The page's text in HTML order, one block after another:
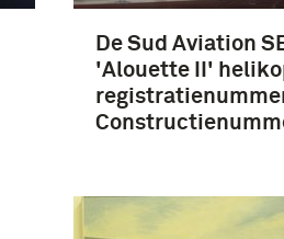
De Sud Aviation
'Alouette II'